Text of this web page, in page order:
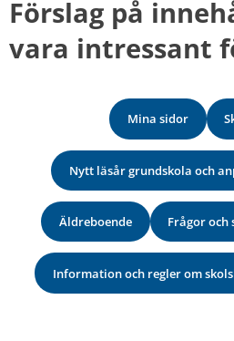
Förslag på
vara intressant
Mina sidor
Nytt läsår grundskola och
Äldreboende Frågor och
Information och regler om